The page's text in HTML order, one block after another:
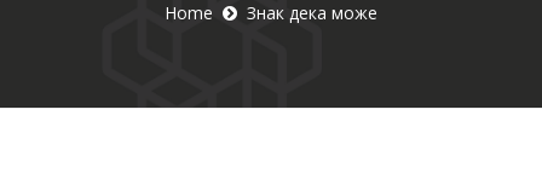
Home Знак дека може